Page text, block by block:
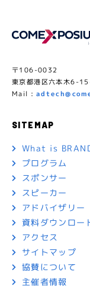
〒106-0032
東京都港区六本木6-
Mail :
SITEMAP
What is
プログラム
スポンサー
スピーカー
アドバイザリー
資料ダウンロー
アクセス
サイトマップ
協賛について
主催者情報